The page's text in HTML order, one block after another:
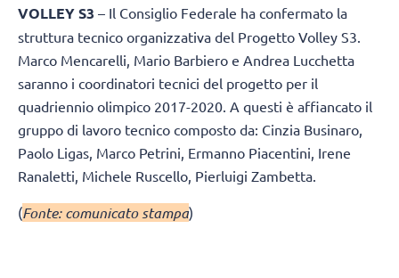
VOLLEY S3 – Il Consiglio Federale ha confermato la
struttura tecnico organizzativa del Progetto Volley S3.
Marco Mencarelli, Mario Barbiero e Andrea Lucchetta
saranno i coordinatori tecnici del progetto per il
quadriennio olimpico 2017-2020. A questi è affiancato il
gruppo di lavoro tecnico composto da: Cinzia Businaro,
Paolo Ligas, Marco Petrini, Ermanno Piacentini, Irene
Ranaletti, Michele Ruscello, Pierluigi Zambetta.
(Fonte: comunicato stampa)